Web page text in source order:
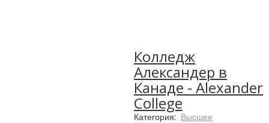
Колледж
Александер в
Канаде - Alexander
College
Категория: Высшее